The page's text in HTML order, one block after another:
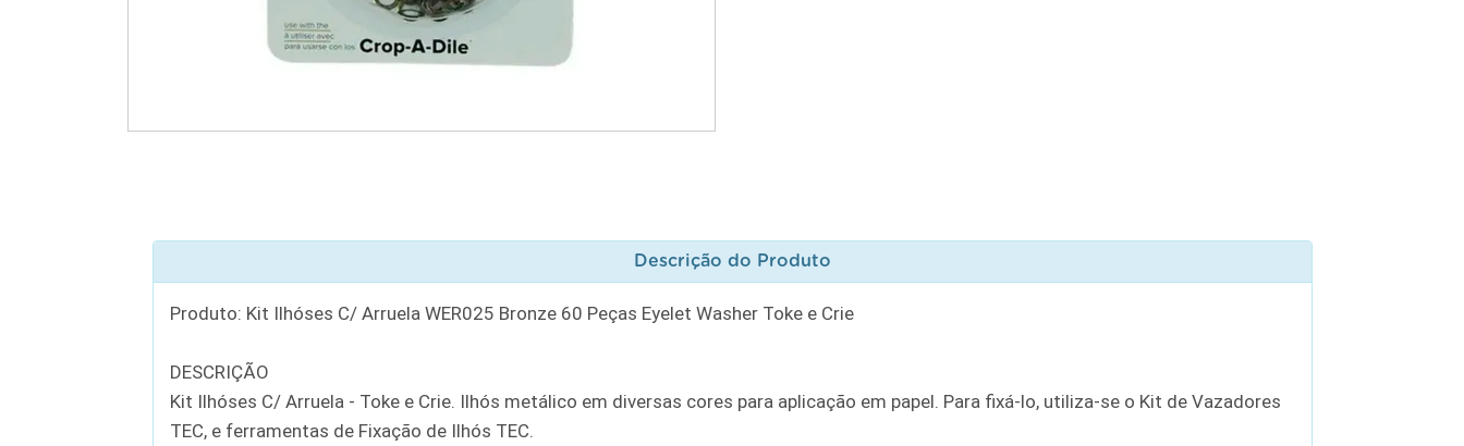
Descrição do Produto
Produto: Kit Ilhóses C/ Arruela WER025 Bronze 60 Peças Eyelet Washer Toke e Crie
DESCRIÇÃO
Kit Ilhóses C/ Arruela - Toke e Crie. Ilhós metálico em diversas cores para aplicação em papel. Para fixá-lo, utiliza-se o Kit de Vazadores
TEC, e ferramentas de Fixação de Ilhós TEC.